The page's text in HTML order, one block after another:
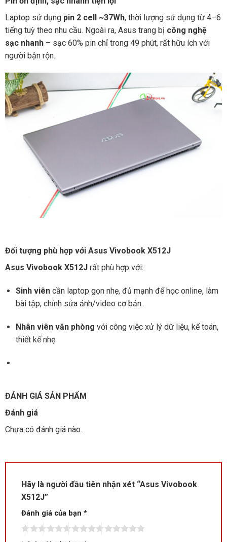
Laptop sử dụng pin 2 cell ~37Wh, thời lượng sử dụng từ 4–6
tiếng tuỳ theo nhu cầu. Ngoài ra, Asus trang bị công nghệ
sạc nhanh– sạc 60% pin chỉ trong 49 phút, rất hữu ích với
người bận rộn.
Đối tượng phù hợp với Asus Vivobook X512J
Asus Vivobook X512Jrất phù hợp với:
Sinh viêncần laptop gọn nhẹ, đủ mạnh để học online, làm
bài tập, chỉnh sửa ảnh/video cơ bản.
Nhân viên văn phòng với công việc xử lý dữ liệu, kế toán,
thiết kế nhẹ.
ĐÁNH GIÁ SẢN PHẨM
Đánh giá
Chưa có đánh giá nào.
Hãy là người đầu tiên nhận xét “Asus Vivobook
X512J”
Đánh giá của bạn *